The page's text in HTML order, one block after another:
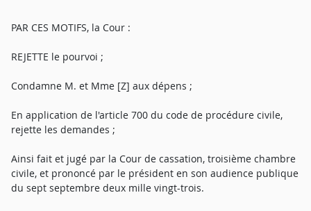
PAR CES MOTIFS, la Cour :
REJETTE le pourvoi ;
Condamne M. et Mme [Z] aux dépens ;
En application de l'article 700 du code de procédure civile,
rejette les demandes ;
Ainsi fait et jugé par la Cour de cassation, troisième chambre
civile, et prononcé par le président en son audience publique
du sept septembre deux mille vingt-trois.